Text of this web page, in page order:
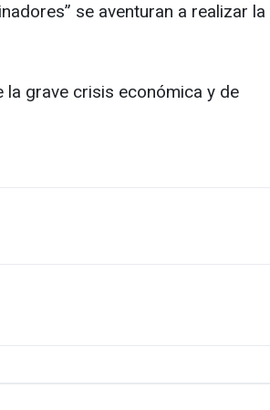
se aventuran a realizar la
grave crisis económica y de